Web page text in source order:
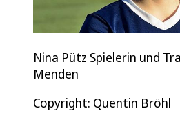
Nina Pütz Spielerin und
Menden
Copyright: Quentin Bröhl